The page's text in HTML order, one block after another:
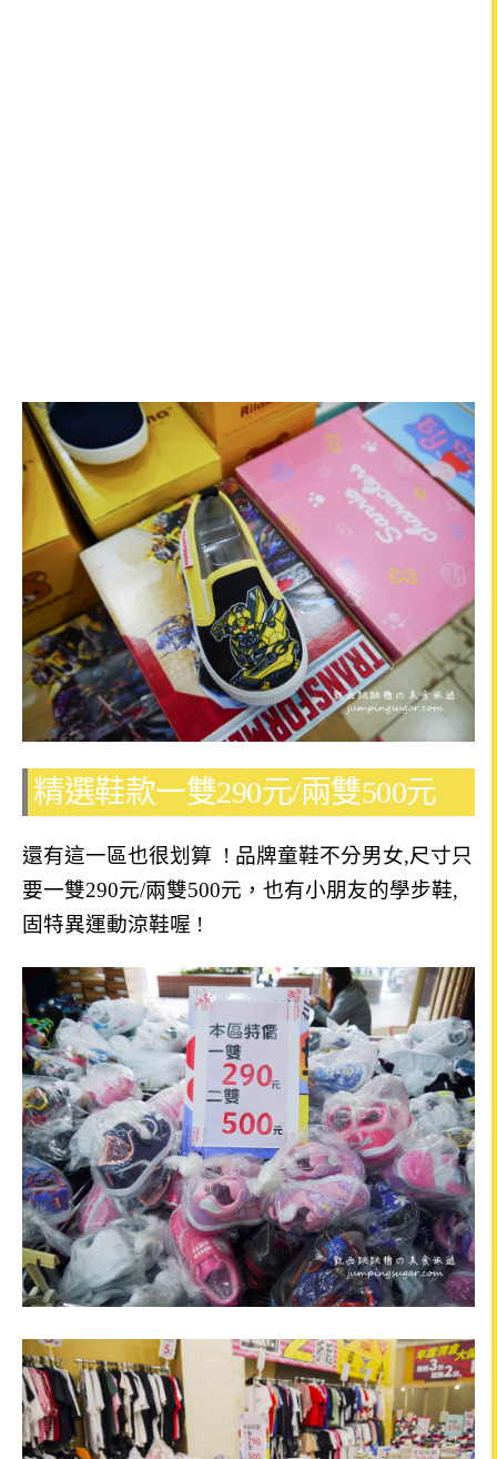
精選鞋款一雙290元/兩雙500元
還有這一區也很划算 ! 品牌童鞋不分男女,尺寸只
要一雙290元/兩雙500元，也有小朋友的學步鞋,
固特異運動涼鞋喔 !